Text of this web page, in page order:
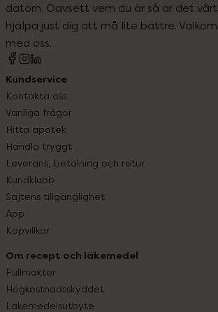
datorn. Oavsett vem du är så är det
hjälpa just dig att må lite bättre.
med oss.
Kundservice
Kontakta oss
Vanliga frågor
Hitta apotek
Handla tryggt
Leverans, betalning och retur
Kundklubb
Sajtens tillgänglighet
App
Köpvillkor
Om recept och läkemedel
Fullmakter
Högkostnadsskyddet
Läkemedelsutbyte